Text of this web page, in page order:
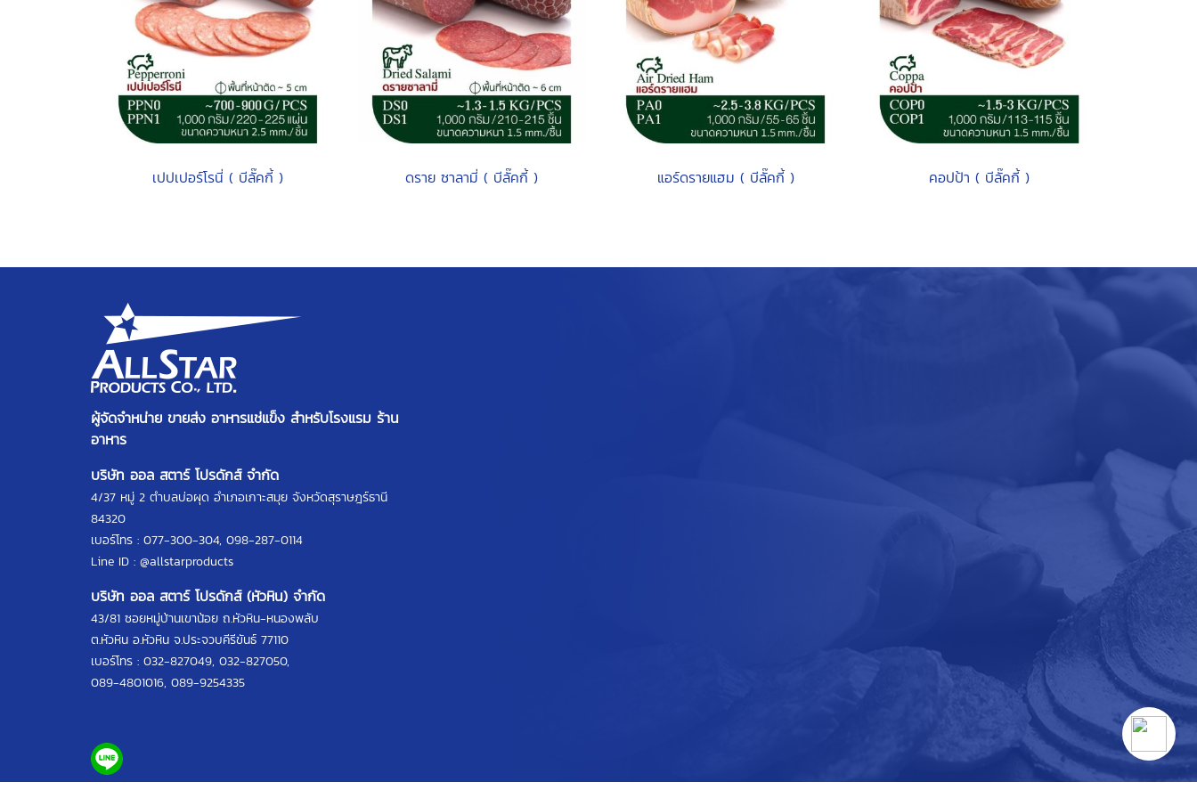
เปปเปอร์โรนี่ ( บีลั๊คกี้ ) ดราย ซาลามี่ ( บีลั๊คกี้ ) แอร์ดรายแฮม ( บีลั๊คกี้ ) คอปป้า ( บีลั๊คกี้ )
ผู้จัดจำหน่าย ขายส่ง อาหารแช่แข็ง สำหรับโรงแรม ร้าน
อาหาร
บริษัท ออล สตาร์ โปรดักส์ จำกัด
4/37 หมู่ 2 ตำบลบ่อผุด อำเภอเกาะสมุย จังหวัดสุราษฎร์ธานี
84320
เบอร์โทร : 077-300-304, 098-287-0114
Line ID : @allstarproducts
บริษัท ออล สตาร์ โปรดักส์ (หัวหิน) จำกัด
43/81 ซอยหมู่บ้านเขาน้อย ถ.หัวหิน-หนองพลับ
ต.หัวหิน อ.หัวหิน จ.ประจวบคีรีขันธ์ 77110
เบอร์โทร : 032-827049, 032-827050,
089-4801016, 089-9254335